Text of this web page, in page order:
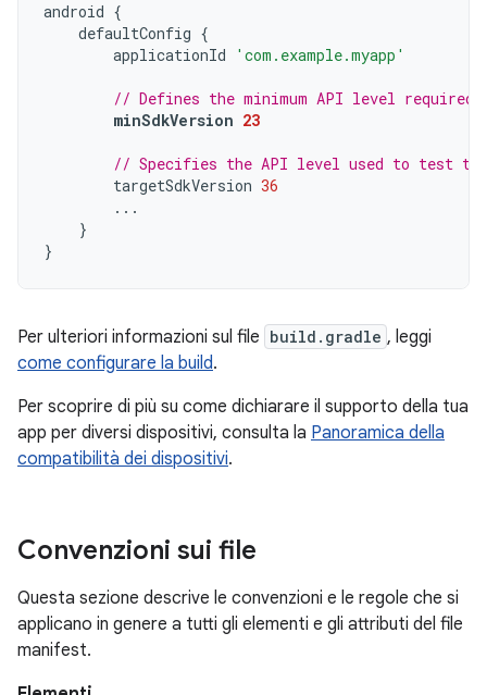
android {
defaultConfig {
applicationId
'com.example.myapp'
// Defines the minimum API level required
minSdkVersion 23
// Specifies the API level used to test
targetSdkVersion 36
...
}
}
Per ulteriori informazioni sul file build.gradle , leggi
come configurare la build.
Per scoprire di più su come dichiarare il supporto della tua
app per diversi dispositivi, consulta la Panoramica della
compatibilità dei dispositivi.
Convenzioni sui file
Questa sezione descrive le convenzioni e le regole che si
applicano in genere a tutti gli elementi e gli attributi del file
manifest.